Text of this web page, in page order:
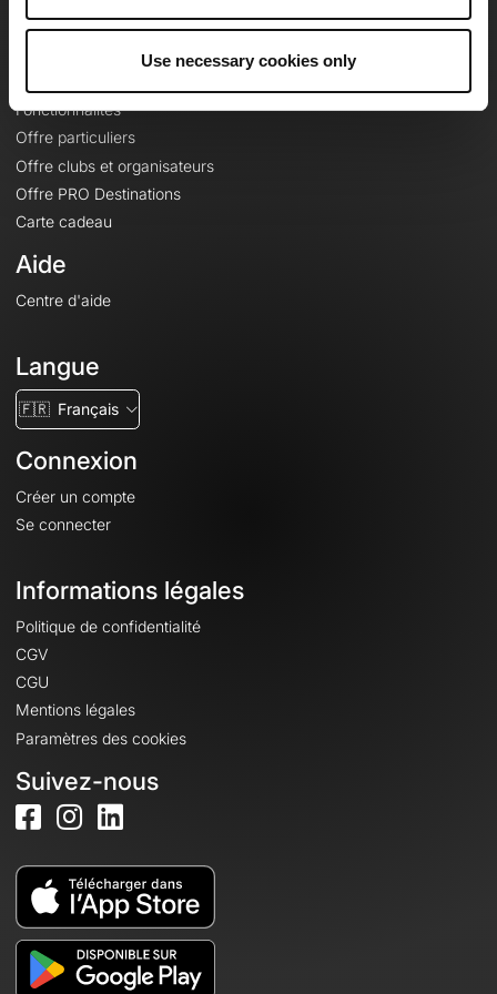
Use necessary cookies only
Fonctionnalités
Offre particuliers
Offre clubs et organisateurs
Offre PRO Destinations
Carte cadeau
Aide
Centre d'aide
Langue
🇫🇷 Français
Connexion
Créer un compte
Se connecter
Informations légales
Politique de confidentialité
CGV
CGU
Mentions légales
Paramètres des cookies
Suivez-nous